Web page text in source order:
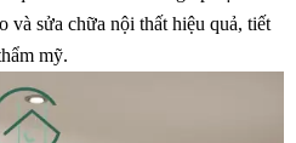
và sửa chữa nội thất hiệu quả, tiết
mỹ.